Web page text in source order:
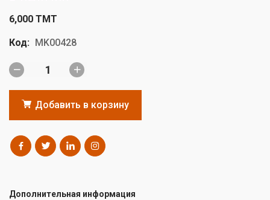
6,000 TMT
Код: MK00428
Добавить в корзину
Дополнительная информация